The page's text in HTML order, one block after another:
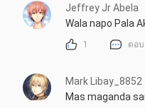
Jeffrey Jr Abela
Wala napo Pala
1 ตอ
Mark Libay_8852
Mas maganda